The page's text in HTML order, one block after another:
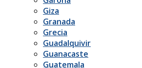
Giza
Granada
Grecia
Guadalquivir
Guanacaste
Guatemala